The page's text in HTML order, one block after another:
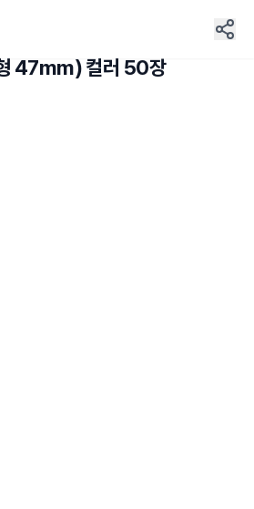
47mm) 컬러 50장